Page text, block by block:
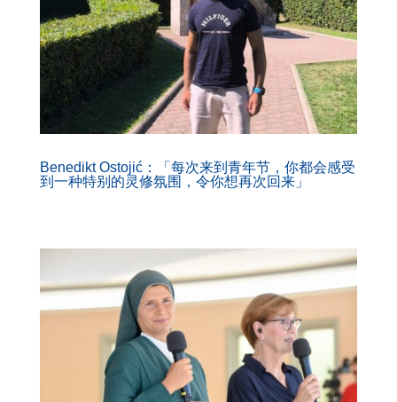
Benedikt Ostojić：「每次来到青年节，你都会感受
到一种特别的灵修氛围，令你想再次回来」